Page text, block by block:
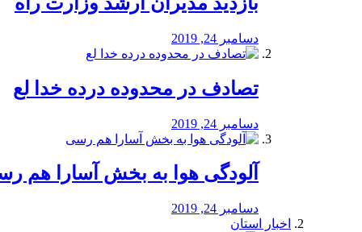
دسامبر 24, 2019
تصادف در محدوده درده خدا لع
دسامبر 24, 2019
آلودگی هوا به بخش آسارا هم
دسامبر 24, 2019
اخبار استان